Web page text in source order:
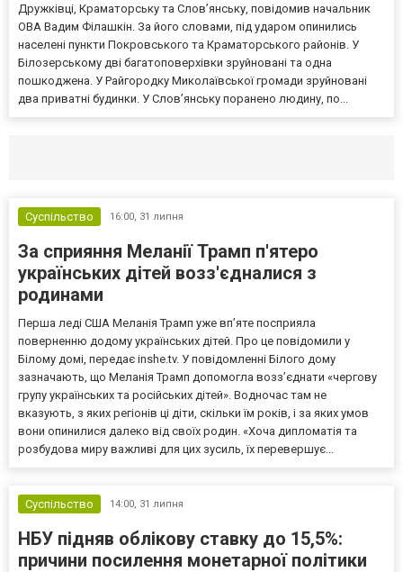
Дружківці, Краматорську та Слов’янську, повідомив начальник
ОВА Вадим Філашкін. За його словами, під ударом опинились
населені пункти Покровського та Краматорського районів. У
Білозерському дві багатоповерхівки зруйновані та одна
пошкоджена. У Райгородку Миколаївської громади зруйновані
два приватні будинки. У Слов’янську поранено людину, по...
Суспільство 16:00, 31 липня
За сприяння Меланії Трамп п'ятеро
українських дітей возз'єдналися з
родинами
Перша леді США Меланія Трамп уже впʼяте посприяла
поверненню додому українських дітей. Про це повідомили у
Білому домі, передає inshe.tv. У повідомленні Білого дому
зазначають, що Меланія Трамп допомогла возз’єднати «чергову
групу українських та російських дітей». Водночас там не
вказують, з яких регіонів ці діти, скільки їм років, і за яких умов
вони опинилися далеко від своїх родин. «Хоча дипломатія та
розбудова миру важливі для цих зусиль, їх перевершує...
Суспільство 14:00, 31 липня
НБУ підняв облікову ставку до 15,5%:
причини посилення монетарної політики